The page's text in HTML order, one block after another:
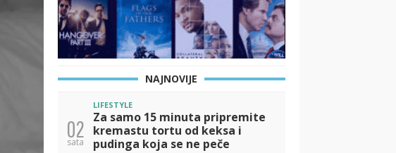
NAJNOVIJE
02
sata
LIFESTYLE
Za samo 15 minuta pripremite
kremastu tortu od keksa i
pudinga koja se ne peče